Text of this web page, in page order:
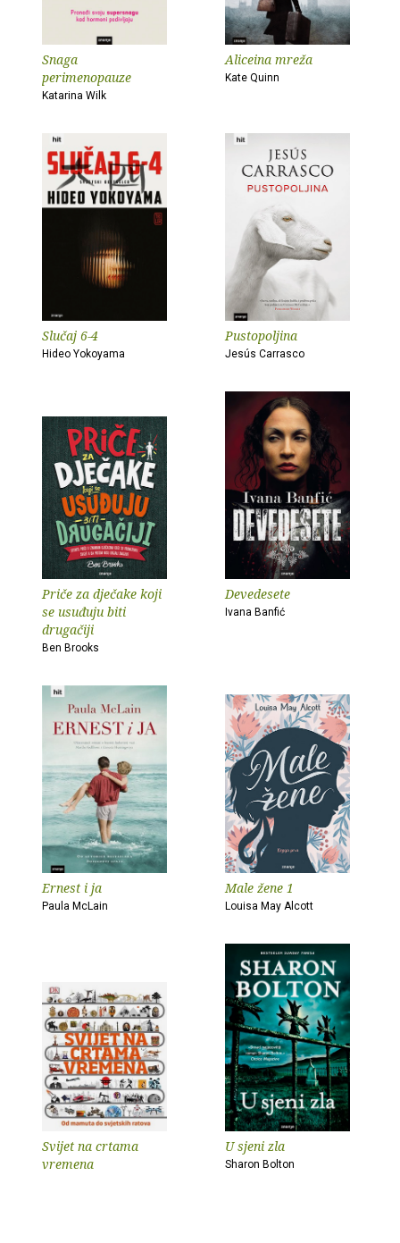
Snaga
perimenopauze
Katarina Wilk
Aliceina mreža
Kate Quinn
Slučaj 6-4
Hideo Yokoyama
Pustopoljina
Jesús Carrasco
Priče za dječake koji
se usuđuju biti
drugačiji
Ben Brooks
Devedesete
Ivana Banfić
Ernest i ja
Paula McLain
Male žene 1
Louisa May Alcott
Svijet na crtama
vremena
U sjeni zla
Sharon Bolton